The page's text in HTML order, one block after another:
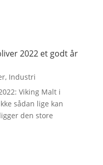
2022 et godt år
, Industri
Viking Malt i
sådan lige kan
den store